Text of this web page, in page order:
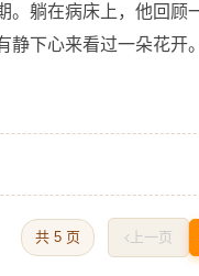
。躺在病床上，他回
静下心来看过一朵花
共 5 页 上一页